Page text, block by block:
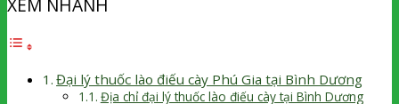
XEM NHANH
Đại lý thuốc lào điếu cày Phú Gia tại Bình Dương
Địa chỉ đại lý thuốc lào điếu cày tại Bình Dương